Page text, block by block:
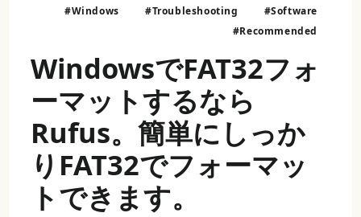
#Windows #Troubleshooting
#Software
#Recommended
WindowsでFAT32フォ
ーマットするなら
Rufus。簡単にしっか
りFAT32でフォーマッ
トできます。